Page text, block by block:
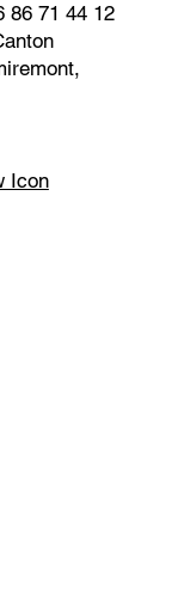
86 71 44 12
Icon